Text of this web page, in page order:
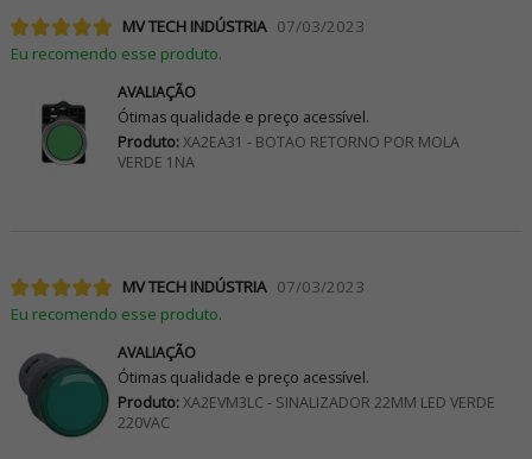
MV TECH INDÚSTRIA 07/03/2023
Eu recomendo esse produto.
AVALIAÇÃO
Ótimas qualidade e preço acessível.
Produto:XA2EA31 - BOTAO RETORNO POR MOLA
VERDE 1NA
MV TECH INDÚSTRIA 07/03/2023
Eu recomendo esse produto.
AVALIAÇÃO
Ótimas qualidade e preço acessível.
Produto:XA2EVM3LC - SINALIZADOR 22MM LED VERDE
220VAC